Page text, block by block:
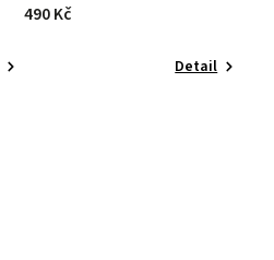
490 Kč
Detail